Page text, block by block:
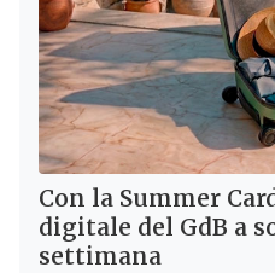
Con la Summer
digitale del GdB a
settimana